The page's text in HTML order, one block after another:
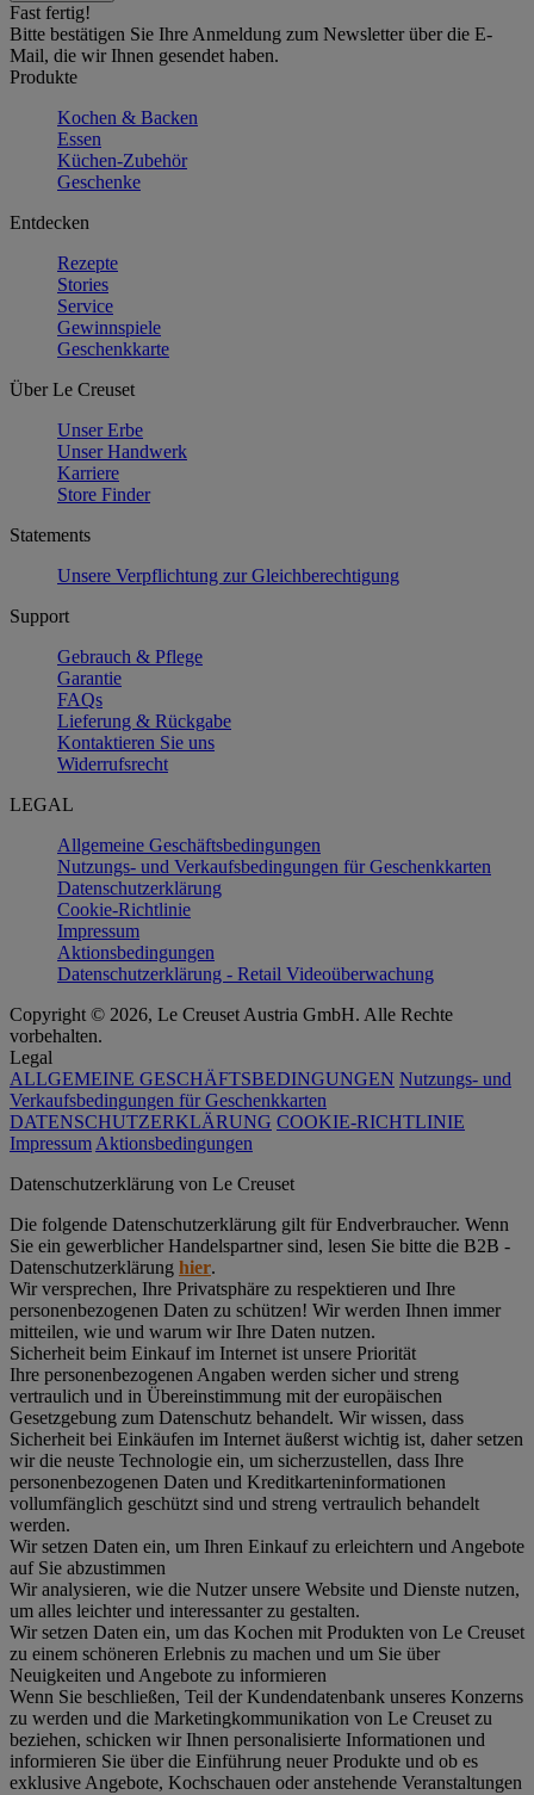
Fast fertig!
Bitte bestätigen Sie Ihre Anmeldung zum Newsletter über die E-
Mail, die wir Ihnen gesendet haben.
Produkte
Kochen & Backen
Essen
Küchen-Zubehör
Geschenke
Entdecken
Rezepte
Stories
Service
Gewinnspiele
Geschenkkarte
Über Le Creuset
Unser Erbe
Unser Handwerk
Karriere
Store Finder
Statements
Unsere Verpflichtung zur Gleichberechtigung
Support
Gebrauch & Pflege
Garantie
FAQs
Lieferung & Rückgabe
Kontaktieren Sie uns
Widerrufsrecht
LEGAL
Allgemeine Geschäftsbedingungen
Nutzungs- und Verkaufsbedingungen für Geschenkkarten
Datenschutzerklärung
Cookie-Richtlinie
Impressum
Aktionsbedingungen
Datenschutzerklärung - Retail Videoüberwachung
Copyright © 2026, Le Creuset Austria GmbH. Alle Rechte
vorbehalten.
Legal
ALLGEMEINE GESCHÄFTSBEDINGUNGEN Nutzungs- und
Verkaufsbedingungen für Geschenkkarten
DATENSCHUTZERKLÄRUNG COOKIE-RICHTLINIE
Impressum Aktionsbedingungen
Datenschutz­erklärung von Le Creuset
Die folgende Datenschutzerklärung gilt für Endverbraucher. Wenn
Sie ein gewerblicher Handelspartner sind, lesen Sie bitte die B2B -
Datenschutzerklärung hier.
Wir versprechen, Ihre Privatsphäre zu respektieren und Ihre
personenbezogenen Daten zu schützen! Wir werden Ihnen immer
mitteilen, wie und warum wir Ihre Daten nutzen.
Sicherheit beim Einkauf im Internet ist unsere Priorität
Ihre personenbezogenen Angaben werden sicher und streng
vertraulich und in Übereinstimmung mit der europäischen
Gesetzgebung zum Datenschutz behandelt. Wir wissen, dass
Sicherheit bei Einkäufen im Internet äußerst wichtig ist, daher setzen
wir die neuste Technologie ein, um sicherzustellen, dass Ihre
personenbezogenen Daten und Kreditkarteninformationen
vollumfänglich geschützt sind und streng vertraulich behandelt
werden.
Wir setzen Daten ein, um Ihren Einkauf zu erleichtern und Angebote
auf Sie abzustimmen
Wir analysieren, wie die Nutzer unsere Website und Dienste nutzen,
um alles leichter und interessanter zu gestalten.
Wir setzen Daten ein, um das Kochen mit Produkten von Le Creuset
zu einem schöneren Erlebnis zu machen und um Sie über
Neuigkeiten und Angebote zu informieren
Wenn Sie beschließen, Teil der Kundendatenbank unseres Konzerns
zu werden und die Marketingkommunikation von Le Creuset zu
beziehen, schicken wir Ihnen personalisierte Informationen und
informieren Sie über die Einführung neuer Produkte und ob es
exklusive Angebote, Kochschauen oder anstehende Veranstaltungen